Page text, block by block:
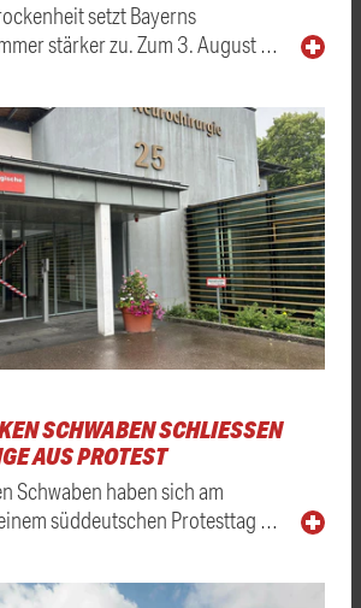
setzt Bayerns
stärker zu. Zum 3. August …
SCHWABEN SCHLIESSEN H
AUS PROTEST
Schwaben haben sich am
süddeutschen Protesttag …